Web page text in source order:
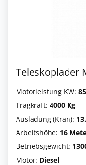
Teleskoplader
Motorleistung KW:
Tragkraft: 4000 Kg
Ausladung (Kran):
Arbeitshöhe: 16
Betriebsgewicht:
Motor: Diesel